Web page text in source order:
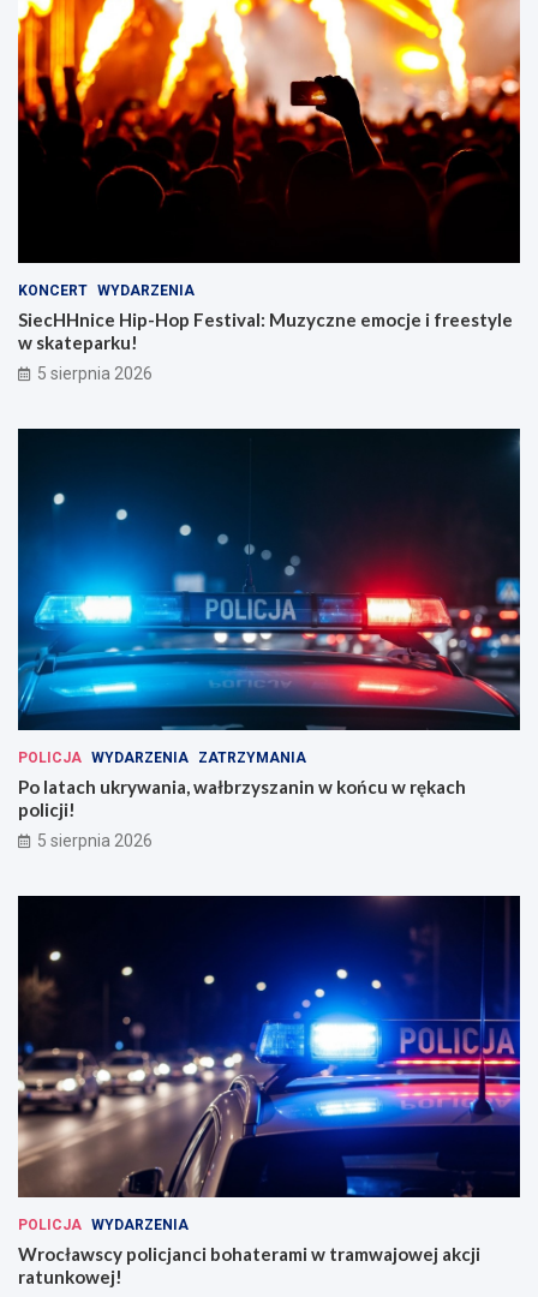
KONCERT WYDARZENIA
SiecHHnice Hip-Hop Festival: Muzyczne emocje i freestyle
w skateparku!
5 sierpnia 2026
POLICJA WYDARZENIA ZATRZYMANIA
Po latach ukrywania, wałbrzyszanin w końcu w rękach
policji!
5 sierpnia 2026
POLICJA WYDARZENIA
Wrocławscy policjanci bohaterami w tramwajowej akcji
ratunkowej!